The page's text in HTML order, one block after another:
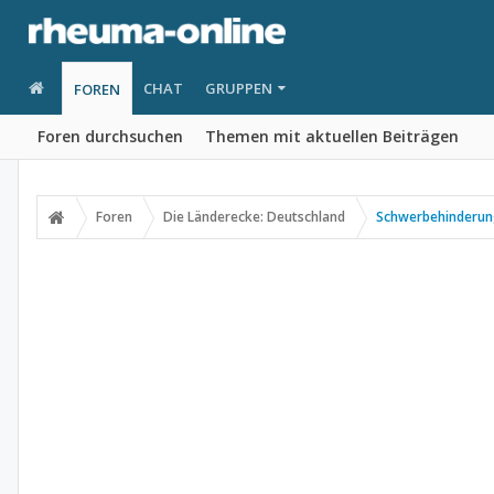
FOREN
Foren durchsuchen Themen mit aktuellen Beiträgen
CHAT GRUPPEN
Foren Die Länderecke: Deutschland